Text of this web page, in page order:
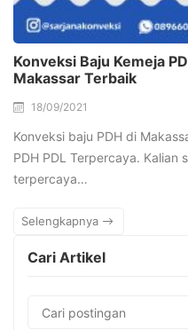
Konveksi Baju Kemeja
Makassar Terbaik
18/09/2021
Konveksi baju PDH di
PDH PDL Terpercaya. Kalian
terpercaya…
Selengkapnya
Cari Artikel